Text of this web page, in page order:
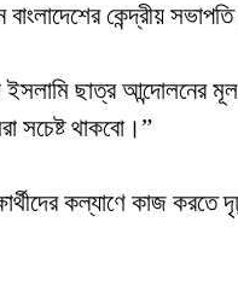
কেন্দ্রীয়
ছাত্র আন্দোলনের
সচেষ্ট থাকবো।”
কল্যাণে কাজ